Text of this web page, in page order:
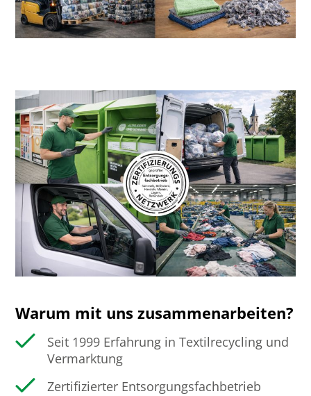
Warum mit uns zusammenarbeiten?
Seit 1999 Erfahrung in Textilrecycling und
Vermarktung
Zertifizierter Entsorgungsfachbetrieb